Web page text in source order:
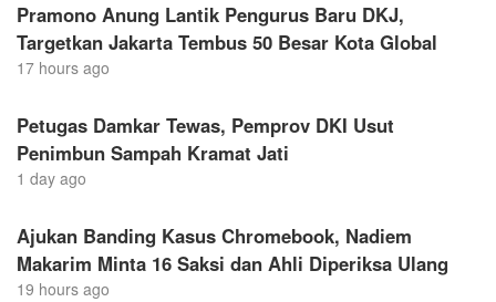
Pramono Anung Lantik Pengurus Baru DKJ,
Targetkan Jakarta Tembus 50 Besar Kota Global
17 hours ago
Petugas Damkar Tewas, Pemprov DKI Usut
Penimbun Sampah Kramat Jati
1 day ago
Ajukan Banding Kasus Chromebook, Nadiem
Makarim Minta 16 Saksi dan Ahli Diperiksa Ulang
19 hours ago